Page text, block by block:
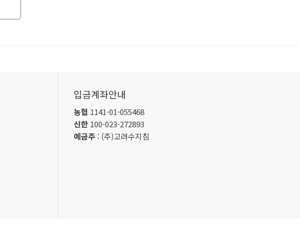
입금계좌안내
농협 1141-01-055468
신한 100-023-272893
예금주 : (주)고려수지침